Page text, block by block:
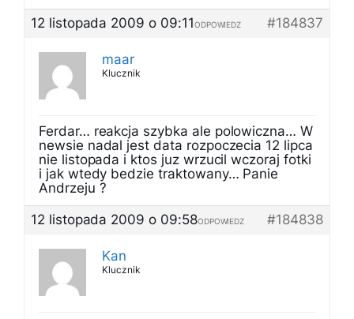
12 listopada 2009 o 09:11
#184837
ODPOWIEDZ
maar
Klucznik
Ferdar… reakcja szybka ale polowiczna… W
newsie nadal jest data rozpoczecia 12 lipca
nie listopada i ktos juz wrzucil wczoraj fotki
i jak wtedy bedzie traktowany… Panie
Andrzeju ?
12 listopada 2009 o 09:58
#184838
ODPOWIEDZ
Kan
Klucznik